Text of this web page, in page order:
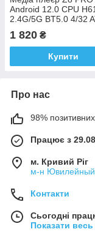
Android 12.0 CPU
2.4G/5G BT5.0 4/32
Заводська прошивка
1 820 ₴
Купити
Про нас
98% позитивних
Працює з
м. Кривий Ріг
м-н Ювилейный
Контакти
Сьогодні
Показати